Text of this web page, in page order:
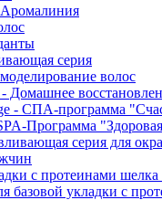
серия
волос
Домашнее
- СПА-программа
Программа
серия для
с протеинами
базовой укладки с